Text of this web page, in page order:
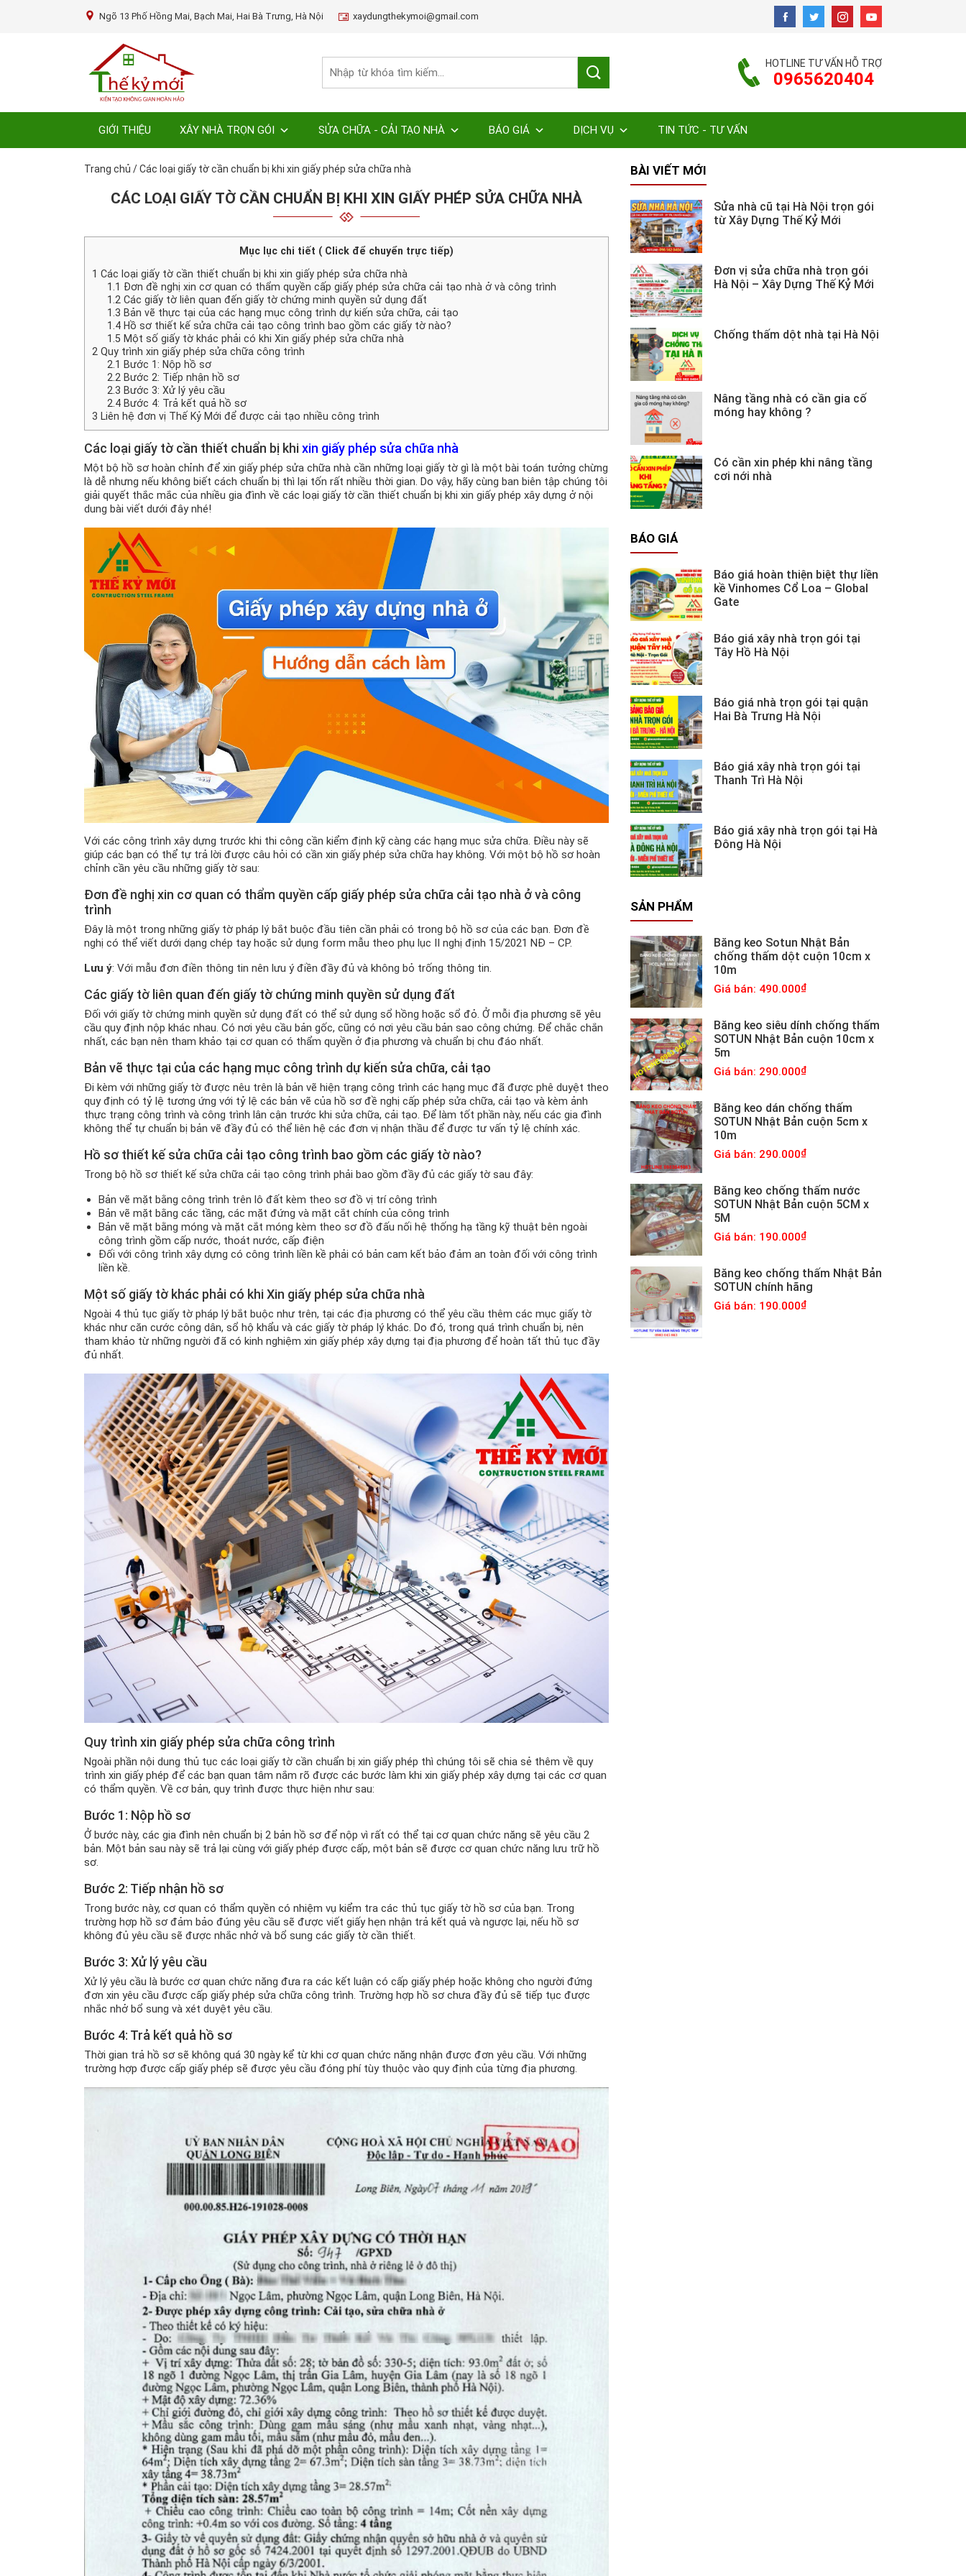
Ngõ 13 Phố Hồng Mai, Bạch Mai, Hai Bà Trưng, Hà Nội xaydungthekymoi@gmail.com
HOTLINE TƯ VẤN HỖ TRỢ
0965620404
GIỚI THIỆU XÂY NHÀ TRỌN GÓI SỬA CHỮA - CẢI TẠO NHÀ BÁO GIÁ DỊCH VỤ TIN TỨC - TƯ VẤN
Trang chủ /Các loại giấy tờ cần chuẩn bị khi xin giấy phép sửa chữa nhà
CÁC LOẠI GIẤY TỜ CẦN CHUẨN BỊ KHI XIN GIẤY PHÉP SỬA CHỮA NHÀ
Mục lục chi tiết ( Click để chuyển trực tiếp)
1 Các loại giấy tờ cần thiết chuẩn bị khi xin giấy phép sửa chữa nhà
1.1 Đơn đề nghị xin cơ quan có thẩm quyền cấp giấy phép sửa chữa cải tạo nhà ở và công trình
1.2 Các giấy tờ liên quan đến giấy tờ chứng minh quyền sử dụng đất
1.3 Bản vẽ thực tại của các hạng mục công trình dự kiến sửa chữa, cải tạo
1.4 Hồ sơ thiết kế sửa chữa cải tạo công trình bao gồm các giấy tờ nào?
1.5 Một số giấy tờ khác phải có khi Xin giấy phép sửa chữa nhà
2 Quy trình xin giấy phép sửa chữa công trình
2.1 Bước 1: Nộp hồ sơ
2.2 Bước 2: Tiếp nhận hồ sơ
2.3 Bước 3: Xử lý yêu cầu
2.4 Bước 4: Trả kết quả hồ sơ
3 Liên hệ đơn vị Thế Kỷ Mới để được cải tạo nhiều công trình
Các loại giấy tờ cần thiết chuẩn bị khixin giấy phép sửa chữa nhà
Một bộ hồ sơ hoàn chỉnh để xin giấy phép sửa chữa nhà cần những loại giấy tờ gì là một bài toán tưởng chừng
là dễ nhưng nếu không biết cách chuẩn bị thì lại tốn rất nhiều thời gian. Do vậy, hãy cùng ban biên tập chúng tôi
giải quyết thắc mắc của nhiều gia đình về các loại giấy tờ cần thiết chuẩn bị khi xin giấy phép xây dựng ở nội
dung bài viết dưới đây nhé!
Với các công trình xây dựng trước khi thi công cần kiểm định kỹ càng các hạng mục sửa chữa. Điều này sẽ
giúp các bạn có thể tự trả lời được câu hỏi có cần xin giấy phép sửa chữa hay không. Với một bộ hồ sơ hoàn
chỉnh cần yêu cầu những giấy tờ sau:
Đơn đề nghị xin cơ quan có thẩm quyền cấp giấy phép sửa chữa cải tạo nhà ở và công
trình
Đây là một trong những giấy tờ pháp lý bắt buộc đầu tiên cần phải có trong bộ hồ sơ của các bạn. Đơn đề
nghị có thể viết dưới dạng chép tay hoặc sử dụng form mẫu theo phụ lục II nghị định 15/2021 NĐ – CP.
Lưu ý: Với mẫu đơn điền thông tin nên lưu ý điền đầy đủ và không bỏ trống thông tin.
Các giấy tờ liên quan đến giấy tờ chứng minh quyền sử dụng đất
Đối với giấy tờ chứng minh quyền sử dụng đất có thể sử dụng sổ hồng hoặc sổ đỏ. Ở mỗi địa phương sẽ yêu
cầu quy định nộp khác nhau. Có nơi yêu cầu bản gốc, cũng có nơi yêu cầu bản sao công chứng. Để chắc chắn
nhất, các bạn nên tham khảo tại cơ quan có thẩm quyền ở địa phương và chuẩn bị chu đáo nhất.
Bản vẽ thực tại của các hạng mục công trình dự kiến sửa chữa, cải tạo
Đi kèm với những giấy tờ được nêu trên là bản vẽ hiện trạng công trình các hạng mục đã được phê duyệt theo
quy định có tỷ lệ tương ứng với tỷ lệ các bản vẽ của hồ sơ đề nghị cấp phép sửa chữa, cải tạo và kèm ảnh
thực trạng công trình và công trình lân cận trước khi sửa chữa, cải tạo. Để làm tốt phần này, nếu các gia đình
không thể tự chuẩn bị bản vẽ đầy đủ có thể liên hệ các đơn vị nhận thầu để được tư vấn tỷ lệ chính xác.
Hồ sơ thiết kế sửa chữa cải tạo công trình bao gồm các giấy tờ nào?
Trong bộ hồ sơ thiết kế sửa chữa cải tạo công trình phải bao gồm đầy đủ các giấy tờ sau đây:
Bản vẽ mặt bằng công trình trên lô đất kèm theo sơ đồ vị trí công trình
Bản vẽ mặt bằng các tầng, các mặt đứng và mặt cắt chính của công trình
Bản vẽ mặt bằng móng và mặt cắt móng kèm theo sơ đồ đấu nối hệ thống hạ tầng kỹ thuật bên ngoài
công trình gồm cấp nước, thoát nước, cấp điện
Đối với công trình xây dựng có công trình liền kề phải có bản cam kết bảo đảm an toàn đối với công trình
liền kề.
Một số giấy tờ khác phải có khi Xin giấy phép sửa chữa nhà
Ngoài 4 thủ tục giấy tờ pháp lý bắt buộc như trên, tại các địa phương có thể yêu cầu thêm các mục giấy tờ
khác như căn cước công dân, sổ hộ khẩu và các giấy tờ pháp lý khác. Do đó, trong quá trình chuẩn bị, nên
tham khảo từ những người đã có kinh nghiệm xin giấy phép xây dựng tại địa phương để hoàn tất thủ tục đầy
đủ nhất.
Quy trình xin giấy phép sửa chữa công trình
Ngoài phần nội dung thủ tục các loại giấy tờ cần chuẩn bị xin giấy phép thì chúng tôi sẽ chia sẻ thêm về quy
trình xin giấy phép để các bạn quan tâm nắm rõ được các bước làm khi xin giấy phép xây dựng tại các cơ quan
có thẩm quyền. Về cơ bản, quy trình được thực hiện như sau:
Bước 1: Nộp hồ sơ
Ở bước này, các gia đình nên chuẩn bị 2 bản hồ sơ để nộp vì rất có thể tại cơ quan chức năng sẽ yêu cầu 2
bản. Một bản sau này sẽ trả lại cùng với giấy phép được cấp, một bản sẽ được cơ quan chức năng lưu trữ hồ
sơ.
Bước 2: Tiếp nhận hồ sơ
Trong bước này, cơ quan có thẩm quyền có nhiệm vụ kiểm tra các thủ tục giấy tờ hồ sơ của bạn. Trong
trường hợp hồ sơ đảm bảo đúng yêu cầu sẽ được viết giấy hẹn nhận trả kết quả và ngược lại, nếu hồ sơ
không đủ yêu cầu sẽ được nhắc nhở và bổ sung các giấy tờ cần thiết.
Bước 3: Xử lý yêu cầu
Xử lý yêu cầu là bước cơ quan chức năng đưa ra các kết luận có cấp giấy phép hoặc không cho người đứng
đơn xin yêu cầu được cấp giấy phép sửa chữa công trình. Trường hợp hồ sơ chưa đầy đủ sẽ tiếp tục được
nhắc nhở bổ sung và xét duyệt yêu cầu.
Bước 4: Trả kết quả hồ sơ
Thời gian trả hồ sơ sẽ không quá 30 ngày kể từ khi cơ quan chức năng nhận được đơn yêu cầu. Với những
trường hợp được cấp giấy phép sẽ được yêu cầu đóng phí tùy thuộc vào quy định của từng địa phương.
BÀI VIẾT MỚI
Sửa nhà cũ tại Hà Nội trọn gói
từ Xây Dựng Thế Kỷ Mới
Đơn vị sửa chữa nhà trọn gói
Hà Nội – Xây Dựng Thế Kỷ Mới
Chống thấm dột nhà tại Hà Nội
Nâng tầng nhà có cần gia cố
móng hay không ?
Có cần xin phép khi nâng tầng
cơi nới nhà
BÁO GIÁ
Báo giá hoàn thiện biệt thự liền
kề Vinhomes Cổ Loa – Global
Gate
Báo giá xây nhà trọn gói tại
Tây Hồ Hà Nội
Báo giá nhà trọn gói tại quận
Hai Bà Trưng Hà Nội
Báo giá xây nhà trọn gói tại
Thanh Trì Hà Nội
Báo giá xây nhà trọn gói tại Hà
Đông Hà Nội
SẢN PHẨM
Băng keo Sotun Nhật Bản
chống thấm dột cuộn 10cm x
10m
Giá bán: 490.000
Băng keo siêu dính chống thấm
SOTUN Nhật Bản cuộn 10cm x
5m
Giá bán: 290.000
Băng keo dán chống thấm
SOTUN Nhật Bản cuộn 5cm x
10m
Giá bán: 290.000
Băng keo chống thấm nước
SOTUN Nhật Bản cuộn 5CM x
5M
Giá bán: 190.000
Băng keo chống thấm Nhật Bản
SOTUN chính hãng
Giá bán: 190.000